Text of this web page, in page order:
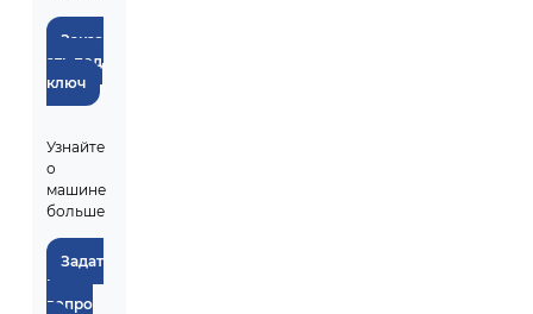
Заказ
ать под
ключ
Узнайте
о
машине
больше
Задат
ь
вопро